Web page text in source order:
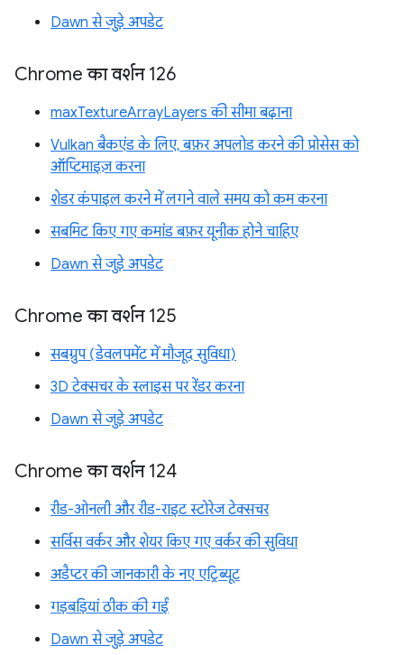
Dawn से जुड़े अपडेट
Chrome का वर्शन 126
maxTextureArrayLayers की सीमा बढ़ाना
Vulkan बैकएंड के लिए, बफ़र अपलोड करने की प्रोसेस को
ऑप्टिमाइज़ करना
शेडर कंपाइल करने में लगने वाले समय को कम करना
सबमिट किए गए कमांड बफ़र यूनीक होने चाहिए
Dawn से जुड़े अपडेट
Chrome का वर्शन 125
सबग्रुप (डेवलपमेंट में मौजूद सुविधा)
3D टेक्सचर के स्लाइस पर रेंडर करना
Dawn से जुड़े अपडेट
Chrome का वर्शन 124
रीड-ओनली और रीड-राइट स्टोरेज टेक्सचर
सर्विस वर्कर और शेयर किए गए वर्कर की सुविधा
अडैप्टर की जानकारी के नए एट्रिब्यूट
गड़बड़ियां ठीक की गईं
Dawn से जुड़े अपडेट